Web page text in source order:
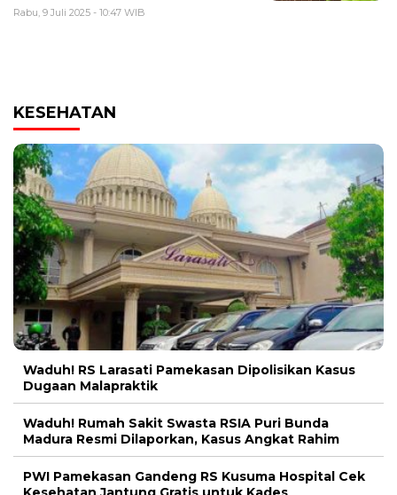
Rabu, 9 Juli 2025 - 10:47 WIB
KESEHATAN
Waduh! RS Larasati Pamekasan Dipolisikan Kasus
Dugaan Malapraktik
Waduh! Rumah Sakit Swasta RSIA Puri Bunda
Madura Resmi Dilaporkan, Kasus Angkat Rahim
PWI Pamekasan Gandeng RS Kusuma Hospital Cek